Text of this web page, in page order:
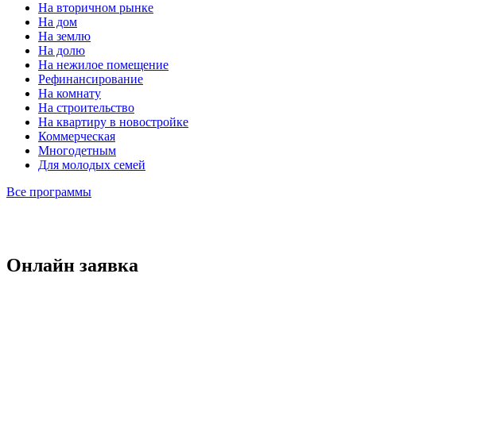
На вторичном рынке
На дом
На землю
На долю
На нежилое помещение
Рефинансирование
На комнату
На строительство
На квартиру в новостройке
Коммерческая
Многодетным
Для молодых семей
Все программы
Онлайн заявка